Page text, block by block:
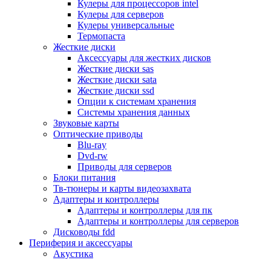
Микрофоны
Элементы питания, батарейки
Портмоне, боксы, стойки для дисков
Презентеры
Виртуальные очки
Аксессуары и опции для ноутбуков
Клавиатуры для ноутбуков
Сумки
Адаптеры и зарядные устройства
Подставки
Док станции, порт репликаторы
Батареи
Разное
Носители информации
Внешние жесткие диски
Карты памяти
Оптические носители
Blu-ray
Cd-r
Cd-rw
Dvd-r
Dvdrw
Кулеры для процессоров intel
Кулеры для серверов
Кулеры универсальные
Термопаста
Жесткие диски
Аксессуары для жестких дисков
Жесткие диски sas
Жесткие диски sata
Жесткие диски ssd
Опции к системам хранения
Системы хранения данных
Звуковые карты
Оптические приводы
Blu-ray
Dvd-rw
Приводы для серверов
Блоки питания
Тв-тюнеры и карты видеозахвата
Адаптеры и контроллеры
Адаптеры и контроллеры для пк
Адаптеры и контроллеры для серверов
Дисководы fdd
Периферия и аксессуары
Акустика